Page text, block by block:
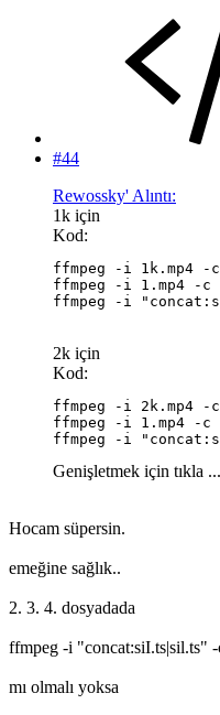
#44
Rewossky' Alıntı:
1k için
Kod:
ffmpeg -i 1k.mp4 -
ffmpeg -i 1.mp4 -c
ffmpeg -i
2k için
Kod:
ffmpeg -i 2k.mp4 -
ffmpeg -i 1.mp4 -c
ffmpeg -i
Genişletmek için tıkla ...
Hocam süpersin.
emeğine sağlık..
2. 3. 4. dosyadada
ffmpeg -i "concat:siI.ts|sil.ts"
mı olmalı yoksa